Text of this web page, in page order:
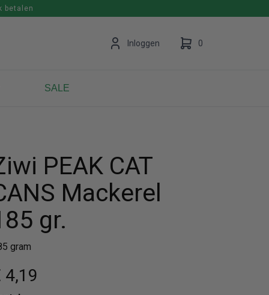
betalen
Inloggen 0
Vul hem met producten.
SALE
PEAK CAT
Mackerel
gr.
gram
4,19